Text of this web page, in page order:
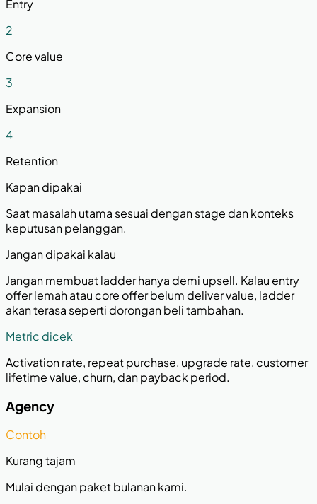
Entry
2
Core value
3
Expansion
4
Retention
Kapan dipakai
Saat masalah utama sesuai dengan stage dan konteks
keputusan pelanggan.
Jangan dipakai kalau
Jangan membuat ladder hanya demi upsell. Kalau entry
offer lemah atau core offer belum deliver value, ladder
akan terasa seperti dorongan beli tambahan.
Metric dicek
Activation rate, repeat purchase, upgrade rate, customer
lifetime value, churn, dan payback period.
Agency
Contoh
Kurang tajam
Mulai dengan paket bulanan kami.